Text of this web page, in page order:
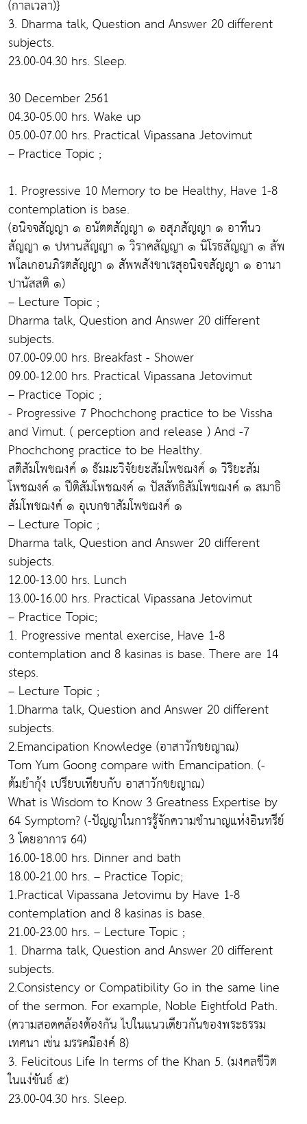
(กาลเวลา)}
3. Dharma talk, Question and Answer 20 different
subjects.
23.00-04.30 hrs. Sleep.
30 December 2561
04.30-05.00 hrs. Wake up
05.00-07.00 hrs. Practical Vipassana Jetovimut
– Practice Topic ;
1. Progressive 10 Memory to be Healthy, Have 1-8
contemplation is base.
(อนิจจสัญญา ๑ อนัตตสัญญา ๑ อสุภสัญญา ๑ อาทีนว
สัญญา ๑ ปหานสัญญา ๑ วิราคสัญญา ๑ นิโรธสัญญา ๑ สัพ
พโลเกอนภิรตสัญญา ๑ สัพพสังขาเรสุอนิจจสัญญา ๑ อานา
ปานัสสติ ๑)
– Lecture Topic ;
Dharma talk, Question and Answer 20 different
subjects.
07.00-09.00 hrs. Breakfast - Shower
09.00-12.00 hrs. Practical Vipassana Jetovimut
– Practice Topic ;
- Progressive 7 Phochchong practice to be Vissha
and Vimut. ( perception and release ) And -7
Phochchong practice to be Healthy.
สติสัมโพชฌงค์ ๑ ธัมมะวิจัยยะสัมโพชฌงค์ ๑ วิริยะสัม
โพชฌงค์ ๑ ปีติสัมโพชฌงค์ ๑ ปัสสัทธิสัมโพชฌงค์ ๑ สมาธิ
สัมโพชฌงค์ ๑ อุเบกขาสัมโพชฌงค์ ๑
– Lecture Topic ;
Dharma talk, Question and Answer 20 different
subjects.
12.00-13.00 hrs. Lunch
13.00-16.00 hrs. Practical Vipassana Jetovimut
– Practice Topic;
1. Progressive mental exercise, Have 1-8
contemplation and 8 kasinas is base. There are 14
steps.
– Lecture Topic ;
1.Dharma talk, Question and Answer 20 different
subjects.
2.Emancipation Knowledge (อาสาวักขยญาณ)
Tom Yum Goong compare with Emancipation. (-
ต้มยำกุ้ง เปรียบเทียบกับ อาสาวักขยญาณ)
What is Wisdom to Know 3 Greatness Expertise by
64 Symptom? (-ปัญญาในการรู้จักความชำนาญแห่งอินทรีย์
3 โดยอาการ 64)
16.00-18.00 hrs. Dinner and bath
18.00-21.00 hrs. – Practice Topic;
1.Practical Vipassana Jetovimu by Have 1-8
contemplation and 8 kasinas is base.
21.00-23.00 hrs. – Lecture Topic ;
1. Dharma talk, Question and Answer 20 different
subjects.
2.Consistency or Compatibility Go in the same line
of the sermon. For example, Noble Eightfold Path.
(ความสอดคล้องต้องกัน ไปในแนวเดียวกันของพระธรรม
เทศนา เช่น มรรคมีองค์ 8)
3. Felicitous Life In terms of the Khan 5. (มงคลชีวิต
ในแง่ขันธ์ ๕)
23.00-04.30 hrs. Sleep.